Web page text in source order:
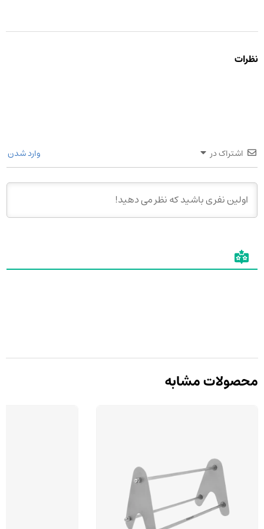
نظرات
اشتراک در وارد شدن
محصولات مشابه